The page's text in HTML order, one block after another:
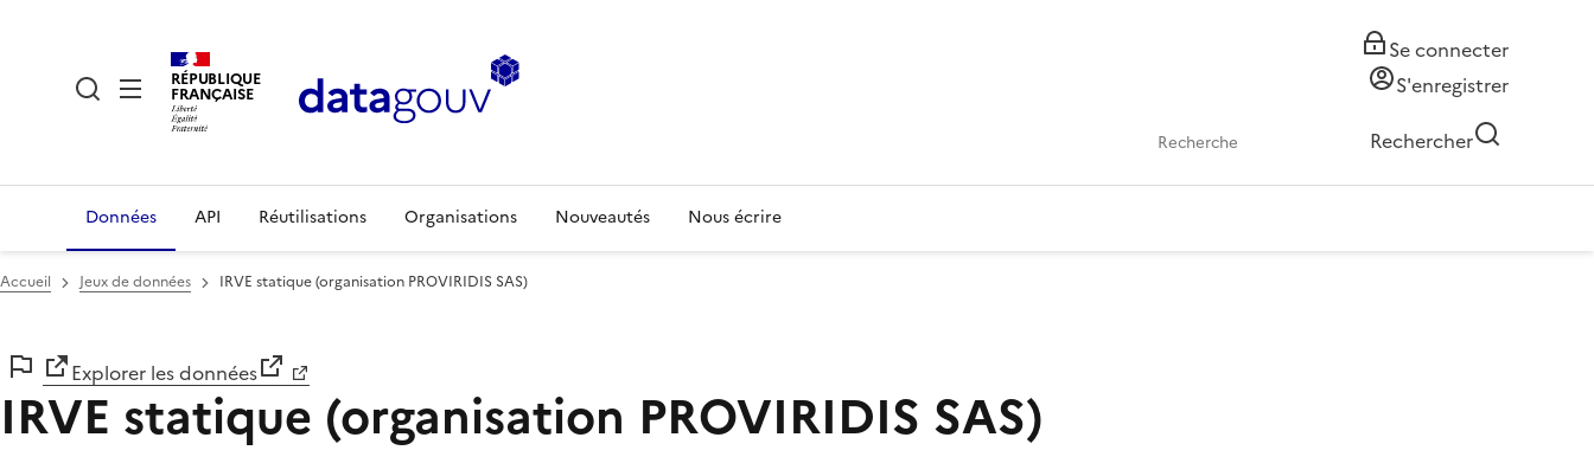
RÉPUBLIQUE
FRANÇAISE
Se connecter
S'enregistrer
Rechercher
Données API Réutilisations Organisations Nouveautés Nous écrire
Accueil Jeux de données IRVE statique (organisation PROVIRIDIS SAS)
Explorer les données
IRVE statique (organisation PROVIRIDIS SAS)